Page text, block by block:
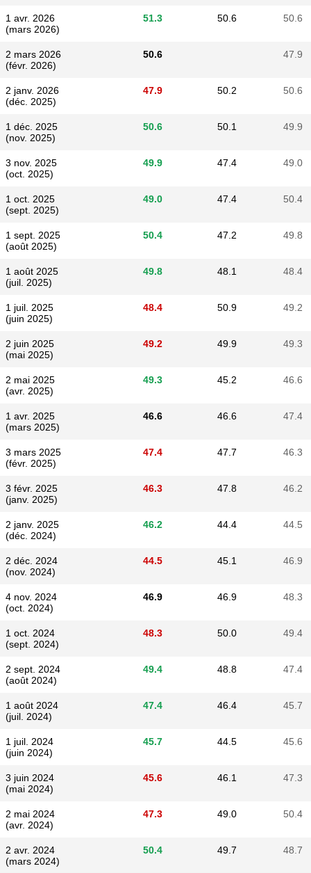
1 avr. 2026
(mars 2026)
51.3 50.6 50.6
2 mars 2026
(févr. 2026)
50.6 47.9
2 janv. 2026
(déc. 2025)
47.9 50.2 50.6
1 déc. 2025
(nov. 2025)
50.6 50.1 49.9
3 nov. 2025
(oct. 2025)
49.9 47.4 49.0
1 oct. 2025
(sept. 2025)
49.0 47.4 50.4
1 sept. 2025
(août 2025)
50.4 47.2 49.8
1 août 2025
(juil. 2025)
49.8 48.1 48.4
1 juil. 2025
(juin 2025)
48.4 50.9 49.2
2 juin 2025
(mai 2025)
49.2 49.9 49.3
2 mai 2025
(avr. 2025)
49.3 45.2 46.6
1 avr. 2025
(mars 2025)
46.6 46.6 47.4
3 mars 2025
(févr. 2025)
47.4 47.7 46.3
3 févr. 2025
(janv. 2025)
46.3 47.8 46.2
2 janv. 2025
(déc. 2024)
46.2 44.4 44.5
2 déc. 2024
(nov. 2024)
44.5 45.1 46.9
4 nov. 2024
(oct. 2024)
46.9 46.9 48.3
1 oct. 2024
(sept. 2024)
48.3 50.0 49.4
2 sept. 2024
(août 2024)
49.4 48.8 47.4
1 août 2024
(juil. 2024)
47.4 46.4 45.7
1 juil. 2024
(juin 2024)
45.7 44.5 45.6
3 juin 2024
(mai 2024)
45.6 46.1 47.3
2 mai 2024
(avr. 2024)
47.3 49.0 50.4
2 avr. 2024
(mars 2024)
50.4 49.7 48.7